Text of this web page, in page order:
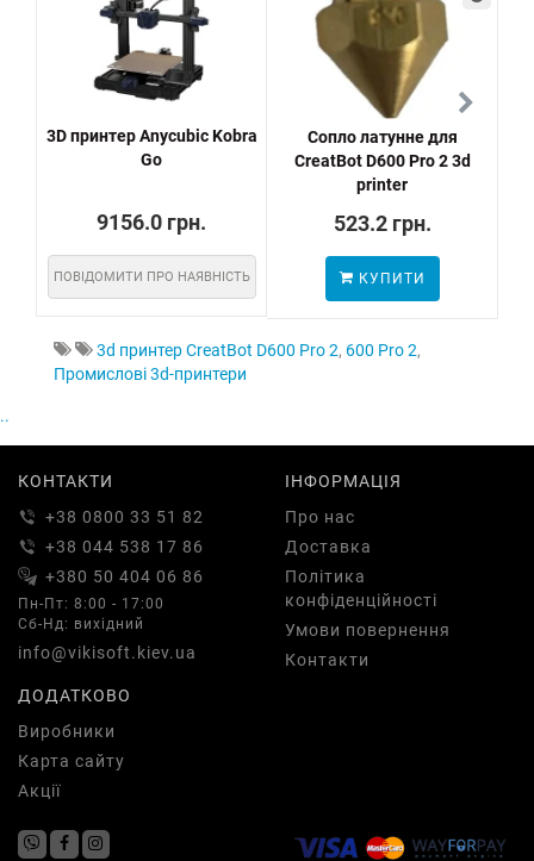
3D принтер Anycubic Kobra
Go
9156.0 грн.
ПОВІДОМИТИ ПРО НАЯВНІСТЬ
Сопло латунне для
CreatBot D600 Pro 2 3d
printer
523.2 грн.
КУПИТИ
3d принтер CreatBot D600 Pro 2, 600 Pro 2,
Промислові 3d-принтери
..
КОНТАКТИ
+38 0800 33 51 82
+38 044 538 17 86
+380 50 404 06 86
Пн-Пт: 8:00 - 17:00
Сб-Нд: вихідний
info@vikisoft.kiev.ua
ІНФОРМАЦІЯ
Про нас
Доставка
Політика
конфіденційності
Умови повернення
Контакти
ДОДАТКОВО
Виробники
Карта сайту
Акції